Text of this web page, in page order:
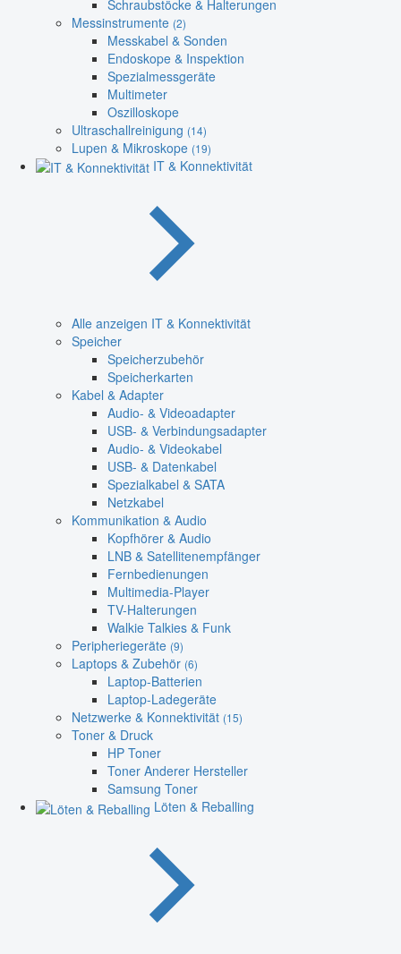
Schraubstöcke & Halterungen
Messinstrumente (2)
Messkabel & Sonden
Endoskope & Inspektion
Spezialmessgeräte
Multimeter
Oszilloskope
Ultraschallreinigung (14)
Lupen & Mikroskope (19)
IT & Konnektivität
Alle anzeigen IT & Konnektivität
Speicher
Speicherzubehör
Speicherkarten
Kabel & Adapter
Audio- & Videoadapter
USB- & Verbindungsadapter
Audio- & Videokabel
USB- & Datenkabel
Spezialkabel & SATA
Netzkabel
Kommunikation & Audio
Kopfhörer & Audio
LNB & Satellitenempfänger
Fernbedienungen
Multimedia-Player
TV-Halterungen
Walkie Talkies & Funk
Peripheriegeräte (9)
Laptops & Zubehör (6)
Laptop-Batterien
Laptop-Ladegeräte
Netzwerke & Konnektivität (15)
Toner & Druck
HP Toner
Toner Anderer Hersteller
Samsung Toner
Löten & Reballing